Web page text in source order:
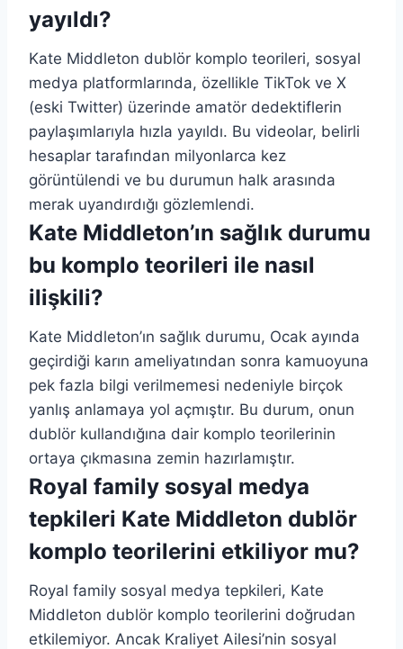
yayıldı?
Kate Middleton dublör komplo teorileri, sosyal
medya platformlarında, özellikle TikTok ve X
(eski Twitter) üzerinde amatör dedektiflerin
paylaşımlarıyla hızla yayıldı. Bu videolar, belirli
hesaplar tarafından milyonlarca kez
görüntülendi ve bu durumun halk arasında
merak uyandırdığı gözlemlendi.
Kate Middleton’ın sağlık durumu
bu komplo teorileri ile nasıl
ilişkili?
Kate Middleton’ın sağlık durumu, Ocak ayında
geçirdiği karın ameliyatından sonra kamuoyuna
pek fazla bilgi verilmemesi nedeniyle birçok
yanlış anlamaya yol açmıştır. Bu durum, onun
dublör kullandığına dair komplo teorilerinin
ortaya çıkmasına zemin hazırlamıştır.
Royal family sosyal medya
tepkileri Kate Middleton dublör
komplo teorilerini etkiliyor mu?
Royal family sosyal medya tepkileri, Kate
Middleton dublör komplo teorilerini doğrudan
etkilemiyor. Ancak Kraliyet Ailesi’nin sosyal